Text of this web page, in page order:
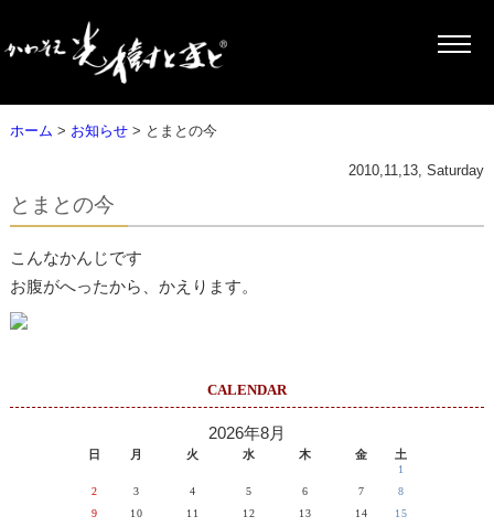
ホーム > お知らせ> とまとの今
2010,11,13, Saturday
とまとの今
こんなかんじです
お腹がへったから、かえります。
CALENDAR
2026年8月
日 月 火 水 木 金 土
1
2
3 4 5 6 7
8
9
10 11 12 13 14
15